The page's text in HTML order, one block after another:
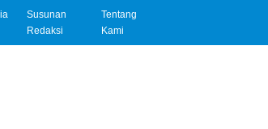
Susunan
Redaksi
Tentang
Kami